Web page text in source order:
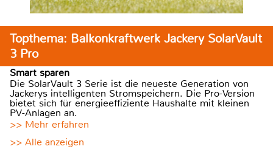
Topthema: Balkonkraftwerk Jackery SolarVault
3 Pro
Smart sparen
Die SolarVault 3 Serie ist die neueste Generation von
Jackerys intelligenten Stromspeichern. Die Pro-Version
bietet sich für energieeffiziente Haushalte mit kleinen
PV-Anlagen an.
>> Mehr erfahren
>> Alle anzeigen